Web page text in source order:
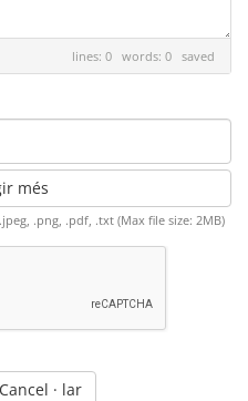
lines: 0 words: 0 saved
més
.png, .pdf, .txt (Max file size: 2MB)
Cancel · lar